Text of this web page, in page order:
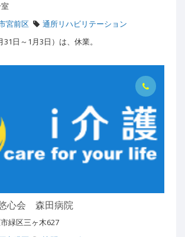
宮前区
通所リハビリテーション
日～1月3日）は、休業。
心会 森田病院
緑区三ヶ木627